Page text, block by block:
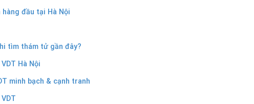
đầu tại Hà Nội
tìm thám tử gần đây?
Hà Nội
minh bạch & cạnh tranh